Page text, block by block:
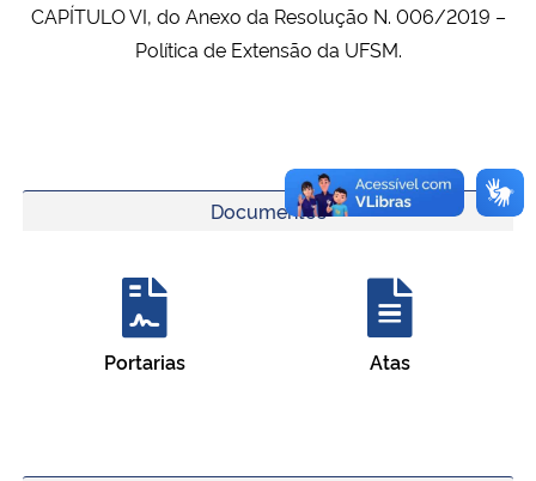
CAPÍTULO VI, do Anexo da Resolução N. 006/2019 –
Política de Extensão da UFSM.
Documentos
Portarias Atas